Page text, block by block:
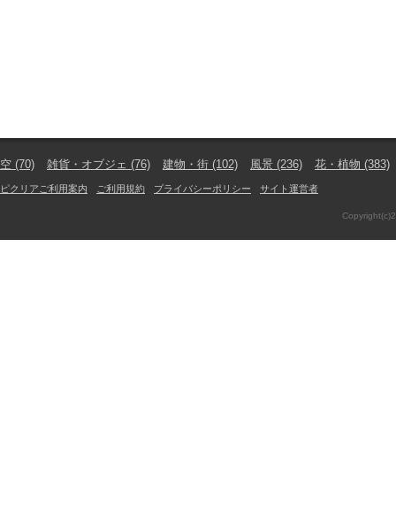
空 (70) 雑貨・オブジェ (76) 建物・街 (102) 風景 (236) 花・植物 (383)
ピクリアご利用案内 ご利用規約 プライバシーポリシー サイト運営者